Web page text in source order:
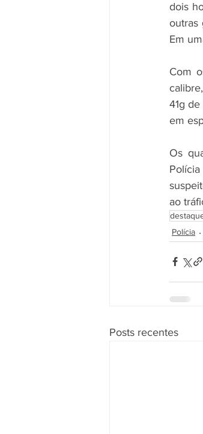
dois
outras
Em
Com
41g
em
Os
ao
Polícia
Posts recentes